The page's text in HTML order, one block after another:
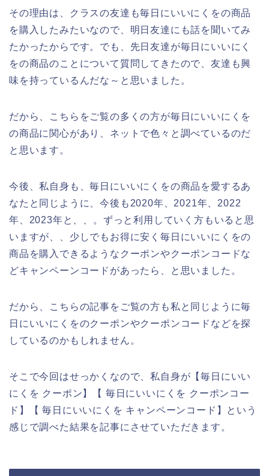
その理由は、クラスの友達も毎日にいいにくをの商品
を購入したみたいなので、明日友達にも話を聞いてみ
たかったからです。でも、先日友達が毎日にいいにく
をの商品のことについて質問してきたので、友達も興
味を持っているんだな～と思いました。
だから、こちらをご覧の多くの方が毎日にいいにくを
の商品に関心があり、ネットで色々と調べているのだ
と思います。
今後、私自身も、毎日にいいにくをの商品を愛するあ
なたと同じように、今後も2020年、2021年、2022
年、2023年と、、。ずっと利用していく方もいると思
いますが、、少しでもお得に安く毎日にいいにくをの
商品を購入できるようなクーポンやクーポンコードな
どキャンペーンコードがあったら、と思いました。
だから、こちらの記事をご覧の方も私と同じように毎
日にいいにくをのクーポンやクーポンコードなどを探
しているのかもしれません。
そこで今回はせっかくなので、私自身が【毎日にいい
にくを クーポン】【 毎日にいいにくを クーポンコー
ド】【 毎日にいいにくを キャンペーンコード】という
感じで調べた結果を記事にさせていただきます。